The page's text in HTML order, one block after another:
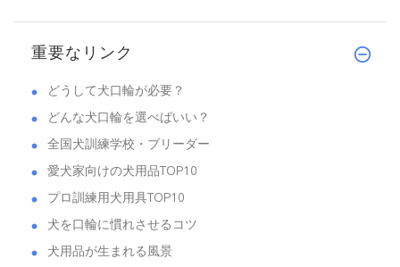
ド...
重要なリンク
どうして犬口輪が必要？
どんな犬口輪を選べばいい？
全国犬訓練学校・ブリーダー
愛犬家向けの犬用品TOP10
プロ訓練用犬用具TOP10
犬を口輪に慣れさせるコツ
犬用品が生まれる風景